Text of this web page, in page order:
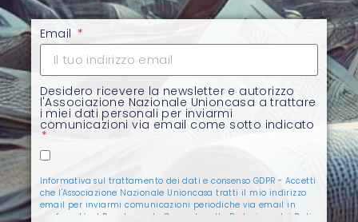
Email
Desidero ricevere la newsletter e autorizzo
l'Associazione Nazionale Unioncasa a trattare
i miei dati personali per inviarmi
comunicazioni via email come sotto indicato
Informativa sul trattamento dei dati e consenso GDPR - Accetti
che l'Associazione Nazionale Unioncasa tratti il mio indirizzo
email per inviarmi comunicazioni periodiche via email in
conformità al Regolamento Generale sulla Protezione dei Dati